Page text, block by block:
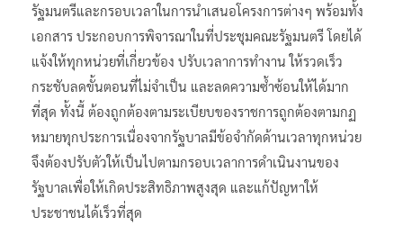
รัฐมนตรีและกรอบเวลาในการนำเสนอโครงการต่างๆ พร้อมทั้ง
เอกสาร ประกอบการพิจารณาในที่ประชุมคณะรัฐมนตรี โดยได้
แจ้งให้ทุกหน่วยที่เกี่ยวข้อง ปรับเวลาการทำงาน ให้รวดเร็ว
กระชับลดขั้นตอนที่ไม่จำเป็น และลดความซ้ำซ้อนให้ได้มาก
ที่สุด ทั้งนี้ ต้องถูกต้องตามระเบียบของราชการถูกต้องตามกฏ
หมายทุกประการเนื่องจากรัฐบาลมีข้อจำกัดด้านเวลาทุกหน่วย
จึงต้องปรับตัวให้เป็นไปตามกรอบเวลาการดำเนินงานของ
รัฐบาลเพื่อให้เกิดประสิทธิภาพสูงสุด และแก้ปัญหาให้
ประชาชนได้เร็วที่สุด